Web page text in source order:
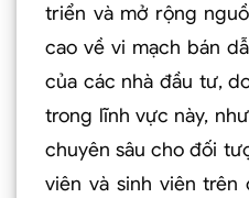
triển và mở rộng
cao về vi mạch bán
của các nhà đầu tư,
trong lĩnh vực này,
chuyên sâu cho đối
viên và sinh viên trên